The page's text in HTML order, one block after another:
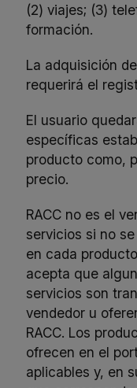
(2) viajes; (3)
formación.
La adquisición
requerirá el
El usuario
específicas
producto como,
precio.
RACC no es el
servicios si no
en cada
acepta que
servicios son
vendedor u
RACC. Los
ofrecen en el
aplicables y, en